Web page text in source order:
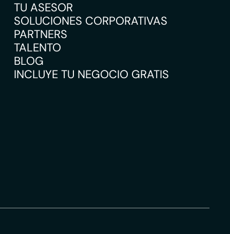
TU ASESOR
SOLUCIONES CORPORATIVAS
PARTNERS
TALENTO
BLOG
INCLUYE TU NEGOCIO GRATIS